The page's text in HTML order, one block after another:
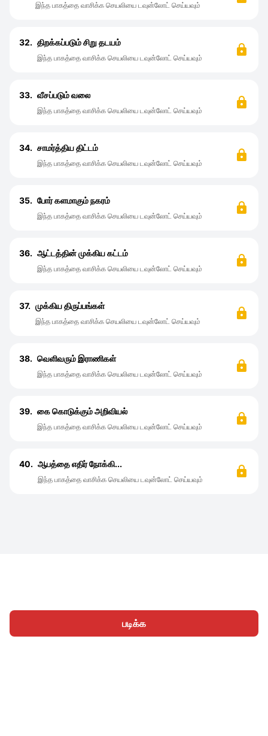
படிக்க
இந்த பாகத்தை வாசிக்க செயலியை டவுன்லோட் செய்யவும்
32. திறக்கப்படும் சிறு தடயம்
இந்த பாகத்தை வாசிக்க செயலியை டவுன்லோட் செய்யவும்
33. வீசப்படும் வலை
இந்த பாகத்தை வாசிக்க செயலியை டவுன்லோட் செய்யவும்
34. சாமர்த்திய திட்டம்
இந்த பாகத்தை வாசிக்க செயலியை டவுன்லோட் செய்யவும்
35. போர் களமாகும் நகரம்
இந்த பாகத்தை வாசிக்க செயலியை டவுன்லோட் செய்யவும்
36. ஆட்டத்தின் முக்கிய கட்டம்
இந்த பாகத்தை வாசிக்க செயலியை டவுன்லோட் செய்யவும்
37. முக்கிய திருப்பங்கள்
இந்த பாகத்தை வாசிக்க செயலியை டவுன்லோட் செய்யவும்
38. வெளிவரும் இராணிகள்
இந்த பாகத்தை வாசிக்க செயலியை டவுன்லோட் செய்யவும்
39. கை கொடுக்கும் அறிவியல்
இந்த பாகத்தை வாசிக்க செயலியை டவுன்லோட் செய்யவும்
40. ஆபத்தை எதிர் நோக்கி...
இந்த பாகத்தை வாசிக்க செயலியை டவுன்லோட் செய்யவும்
முகப்பு வகைகள் எழுத கட்டுரைகள் உள்நுழைக